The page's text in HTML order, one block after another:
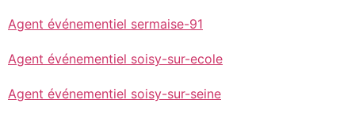
Agent événementiel sermaise-91
Agent événementiel soisy-sur-ecole
Agent événementiel soisy-sur-seine